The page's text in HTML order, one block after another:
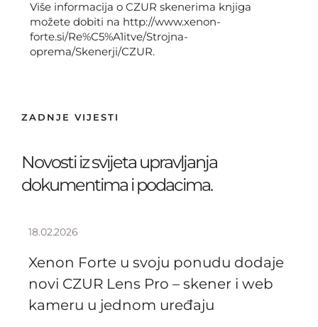
Više informacija o CZUR skenerima knjiga
možete dobiti na http://www.xenon-
forte.si/Re%C5%A1itve/Strojna-
oprema/Skenerji/CZUR.
ZADNJE VIJESTI
Novosti iz svijeta upravljanja
dokumentima i podacima.
18.02.2026
Xenon Forte u svoju ponudu dodaje
novi CZUR Lens Pro – skener i web
kameru u jednom uređaju